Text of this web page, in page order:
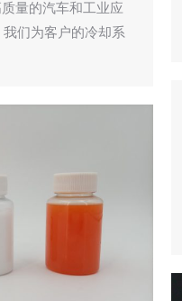
量的汽车和工业应
们为客户的冷却系